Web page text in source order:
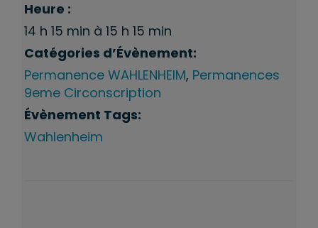
Heure :
14 h 15 min à 15 h 15 min
Catégories d’Évènement:
Permanence WAHLENHEIM, Permanences
9eme Circonscription
Évènement Tags:
Wahlenheim